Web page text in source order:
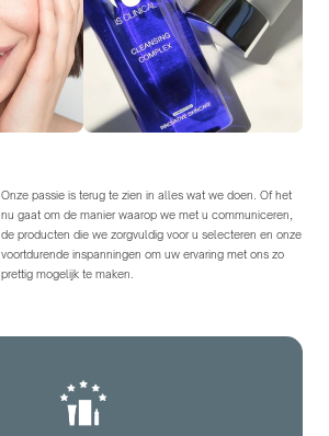
Onze passie is terug te zien in alles wat we doen. Of het
nu gaat om de manier waarop we met u communiceren,
de producten die we zorgvuldig voor u selecteren en onze
voortdurende inspanningen om uw ervaring met ons zo
prettig mogelijk te maken.